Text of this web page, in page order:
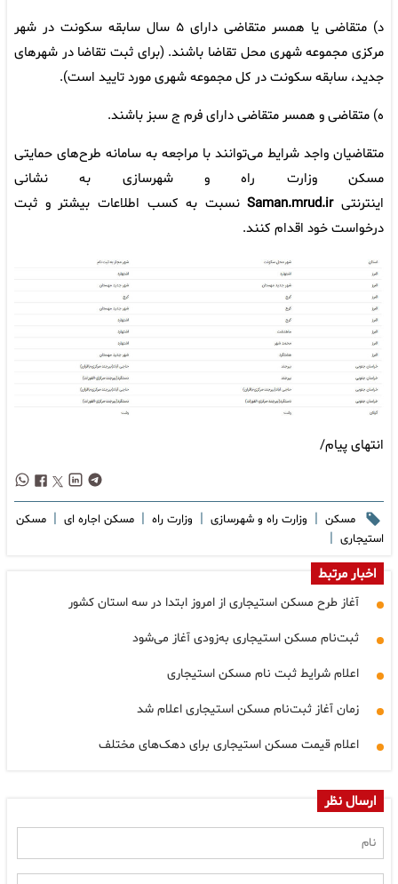
د) متقاضی یا همسر متقاضی دارای ۵ سال سابقه سکونت در شهر
مرکزی مجموعه شهری محل تقاضا باشند. (برای ثبت تقاضا در شهرهای
جدید، سابقه سکونت در کل مجموعه شهری مورد تایید است).
ه) متقاضی و همسر متقاضی دارای فرم ج سبز باشند.
متقاضیان واجد شرایط می‌توانند با مراجعه به سامانه طرح‌های حمایتی
مسکن وزارت راه و شهرسازی به نشانی
اینترنتیSaman.mrud.irنسبت به کسب اطلاعات بیشتر و ثبت‌
درخواست خود اقدام کنند.
انتهای پیام/
مسکن | وزارت راه و شهرسازی | وزارت راه | مسکن اجاره ای | مسکن
استیجاری |
اخبار مرتبط
آغاز طرح مسکن استیجاری از امروز ابتدا در سه استان کشور
ثبت‌نام مسکن استیجاری به‌زودی آغاز می‌شود
اعلام شرایط ثبت نام مسکن استیجاری
زمان آغاز ثبت‌نام مسکن استیجاری اعلام شد
اعلام قیمت مسکن استیجاری برای دهک‌های مختلف
ارسال نظر